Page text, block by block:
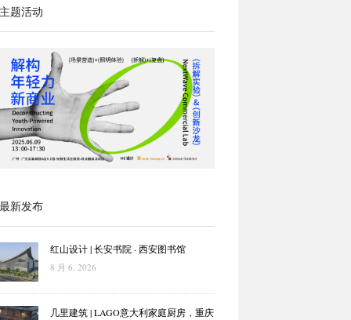
题活动
新发布
红山设计 | 长安书院 · 西安图书馆
8 月 6, 2026
几里建筑 | LAGO意大利家庭厨房，重庆